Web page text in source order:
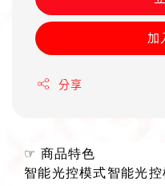
加
分享
☞ 商品特色
智能光控模式智能光控